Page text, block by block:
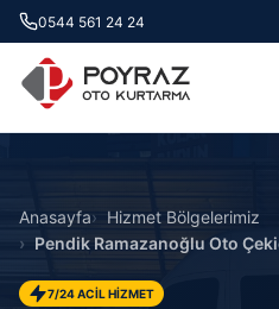
0544 561 24 24
Anasayfa
Hizmet Bölgelerimiz
Pendik Ramazanoğlu Oto
7/24 ACİL HİZMET